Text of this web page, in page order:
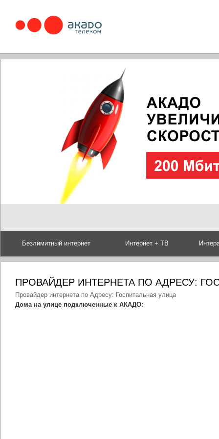
Безлимитный интернет Интернет + ТВ
ПРОВАЙДЕР ИНТЕРНЕТА ПО АДРЕСУ:
Провайдер интернета по Адресу: Госпитальная улица
Дома на улице подключенные к АКАДО: